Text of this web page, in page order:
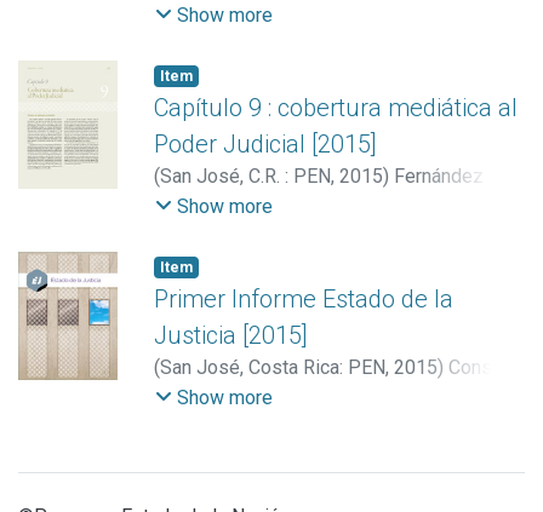
Juan Manuel;Brenes Barahona, Amelia
Show more
Item
Capítulo 9 : cobertura mediática al
Poder Judicial [2015]
(San José, C.R. : PEN, 2015) Fernández
Sanabria, Alejandro
Show more
Item
Primer Informe Estado de la
Justicia [2015]
(San José, Costa Rica: PEN, 2015) Consejo
Nacional de Rectores (Costa Rica).
Show more